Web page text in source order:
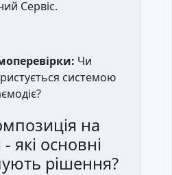
Сервіс.
Чи
системою
на
які основні
рішення?